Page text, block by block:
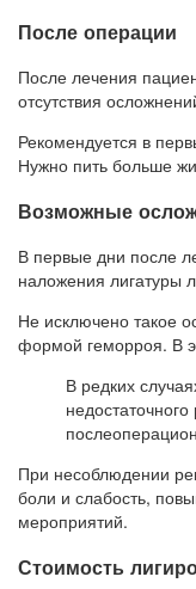
После операции
После лечения
отсутствия
Рекомендуется в
Нужно пить больше
Возможные
В первые дни после
наложения лигатуры
Не исключено такое
формой геморроя. В
В редких
При несоблюдении
боли и слабость,
мероприятий.
Стоимость